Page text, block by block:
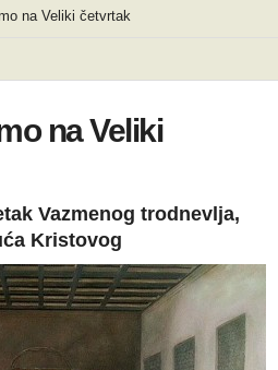
na Veliki četvrtak
na Veliki
Vazmenog trodnevlja,
Kristovog